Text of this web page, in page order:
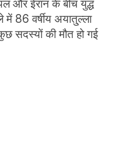
और ईरान के बीच युद्ध
86 वर्षीय अयातु्ल्ला
सदस्यों की मौत हो गई